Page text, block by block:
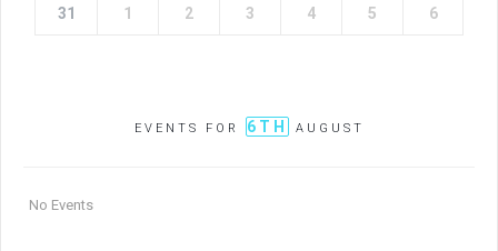
31 1 2 3 4 5 6
EVENTS FOR 6TH AUGUST
No Events